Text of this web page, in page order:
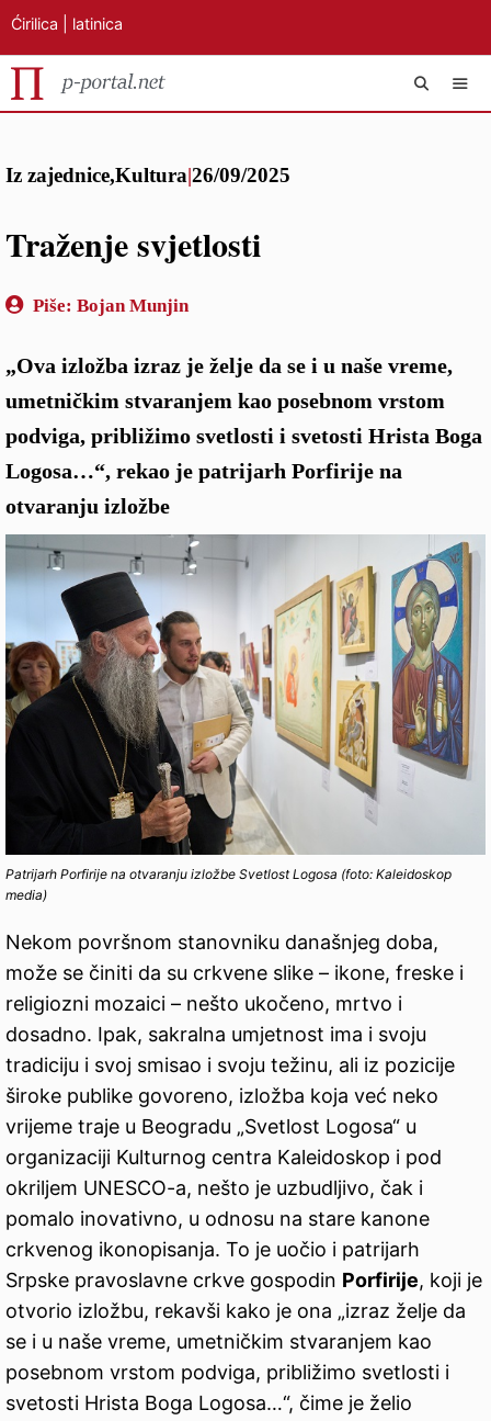
sadržaj
Ćirilica latinica
Iz zajednice,Kultura|26/09/2025
Traženje svjetlosti
Piše: Bojan Munjin
„Ova izložba izraz je želje da se i u naše vreme,
umetničkim stvaranjem kao posebnom vrstom
podviga, približimo svetlosti i svetosti Hrista Boga
Logosa…“, rekao je patrijarh Porfirije na
otvaranju izložbe
Patrijarh Porfirije na otvaranju izložbe Svetlost Logosa (foto: Kaleidoskop
media)
Nekom površnom stanovniku današnjeg doba,
može se činiti da su crkvene slike – ikone, freske i
religiozni mozaici – nešto ukočeno, mrtvo i
dosadno. Ipak, sakralna umjetnost ima i svoju
tradiciju i svoj smisao i svoju težinu, ali iz pozicije
široke publike govoreno, izložba koja već neko
vrijeme traje u Beogradu „Svetlost Logosa“ u
organizaciji Kulturnog centra Kaleidoskop i pod
okriljem UNESCO-a, nešto je uzbudljivo, čak i
pomalo inovativno, u odnosu na stare kanone
crkvenog ikonopisanja. To je uočio i patrijarh
Srpske pravoslavne crkve gospodin Porfirije, koji je
otvorio izložbu, rekavši kako je ona „izraz želje da
se i u naše vreme, umetničkim stvaranjem kao
posebnom vrstom podviga, približimo svetlosti i
svetosti Hrista Boga Logosa…“, čime je želio